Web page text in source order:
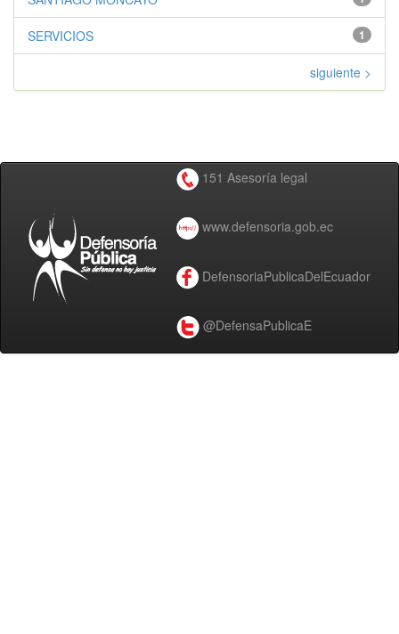
1
SERVICIOS
siguiente >
151 Asesoría legal
www.defensoria.gob.ec
DefensoriaPublicaDelEcuador
@DefensaPublicaE